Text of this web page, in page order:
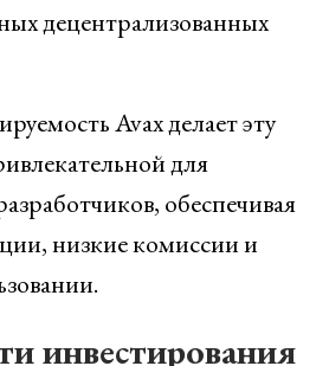
децентрализованных
Avax делает эту
для
обеспечивая
низкие комиссии и
инвестирования